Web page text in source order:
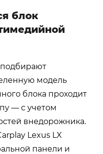
блок
модель
блока проходит
— с учетом
внедорожника.
Lexus LX
панели и